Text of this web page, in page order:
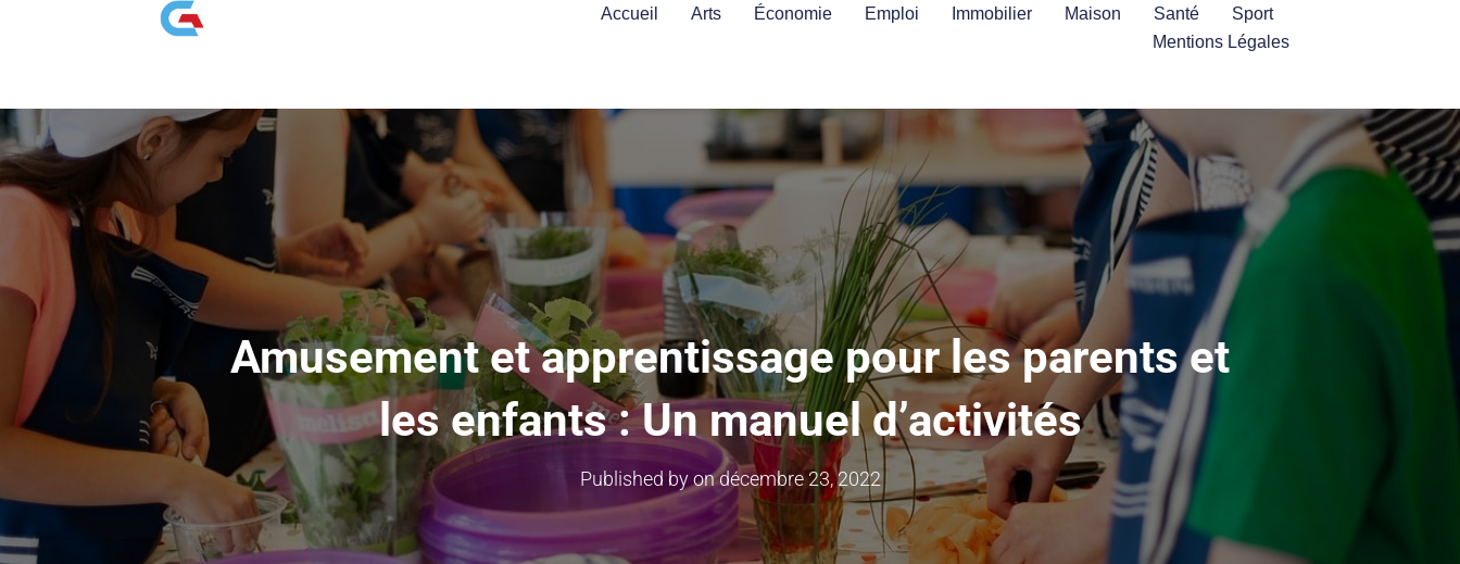
Accueil Arts Économie Emploi Immobilier Maison Santé
Sport
Mentions Légales
Amusement et apprentissage pour les parents et
les enfants : Un manuel d’activités
Published byondécembre 23, 2022